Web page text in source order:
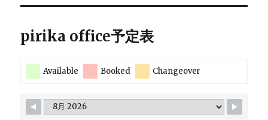
pirika office予定表
Available Booked Changeover